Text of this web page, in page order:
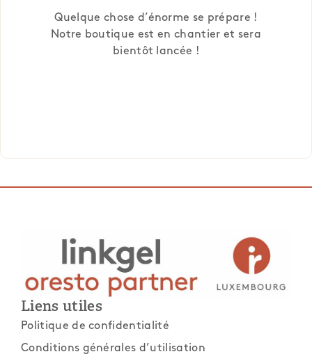
Quelque chose d’énorme se prépare !
Notre boutique est en chantier et sera
bientôt lancée !
Liens utiles
Politique de confidentialité
Conditions générales d’utilisation